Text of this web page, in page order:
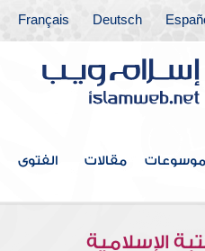
Deutsch
Français
موسوعات مقالات الفتوى
الإسلامية
عشرة